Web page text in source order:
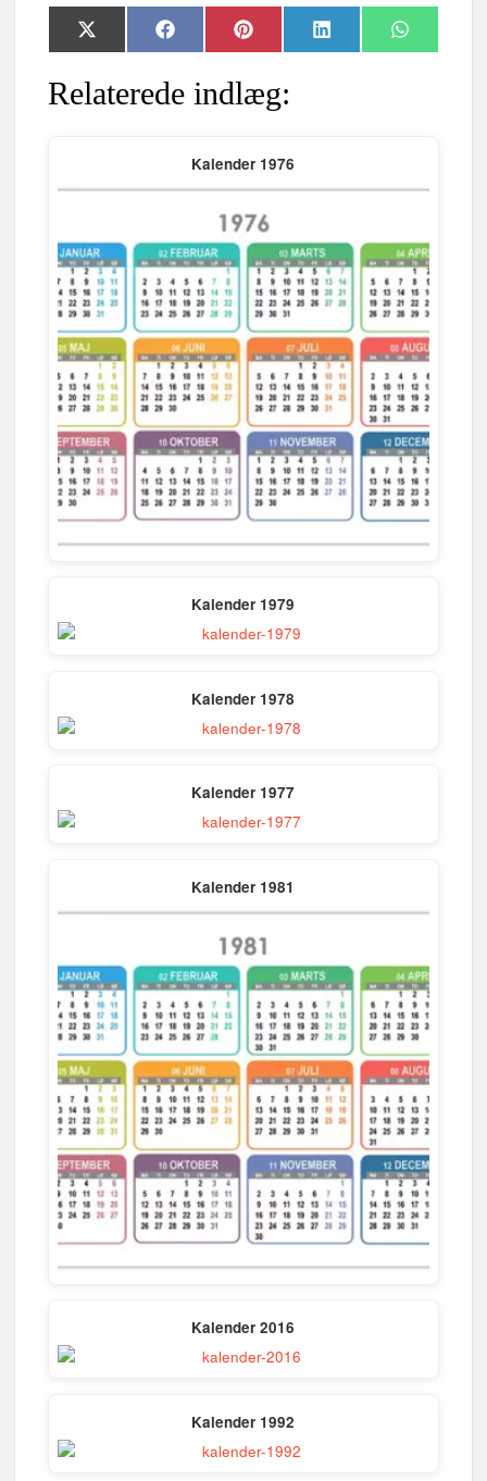
Share
on
X
(
w
i
)
Share
on
F
a
e
b
Share
on
P
i
t
e
t
Share
on
L
i
Share
on
W
h
Relaterede indlæg:
Kalender 1976
Kalender 1979
Kalender 1978
Kalender 1977
Kalender 1981
Kalender 2016
Kalender 1992